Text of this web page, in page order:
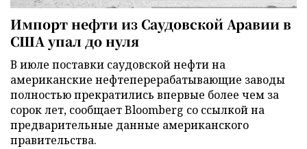
Импорт нефти из Саудовской Аравии в
США упал до нуля
В июле поставки саудовской нефти на
американские нефтеперерабатывающие заводы
полностью прекратились впервые более чем за
сорок лет, сообщает Bloomberg со ссылкой на
предварительные данные американского
правительства.